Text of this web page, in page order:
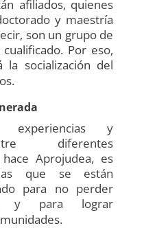
afiliados, quienes
y maestría
son un grupo de
Por eso,
la socialización del
y
diferentes
Aprojudea, es
que se están
para no perder
y para lograr